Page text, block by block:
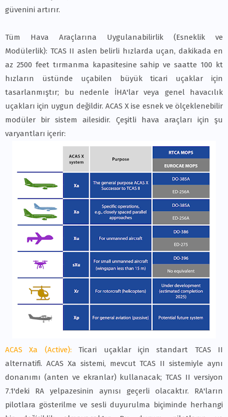
güvenini artırır.
Tüm Hava Araçlarına Uygulanabilirlik (Esneklik ve
Modülerlik): TCAS II aslen belirli hızlarda uçan, dakikada en
az 2500 feet tırmanma kapasitesine sahip ve saatte 100 kt
hızların üstünde uçabilen büyük ticari uçaklar için
tasarlanmıştır; bu nedenle İHA'lar veya genel havacılık
uçakları için uygun değildir. ACAS X ise esnek ve ölçeklenebilir
modüler bir sistem ailesidir. Çeşitli hava araçları için şu
varyantları içerir:
ACAS Xa (Active): Ticari uçaklar için standart TCAS II
alternatifi. ACAS Xa sistemi, mevcut TCAS II sistemiyle aynı
donanımı (anten ve ekranlar) kullanacak; TCAS II versiyon
7.1'deki RA yelpazesinin aynısı geçerli olacaktır. RA'ların
pilotlara gösterilme ve sesli duyurulma biçiminde herhangi